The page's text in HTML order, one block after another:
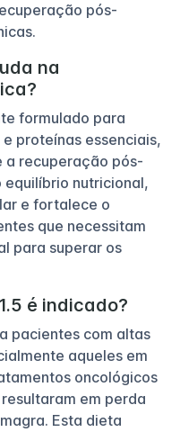
pós-
na
formulado para
proteínas essenciais,
a recuperação pós-
equilíbrio nutricional,
e fortalece o
que necessitam
para superar os
é indicado?
pacientes com altas
aqueles em
oncológicos
em perda
Esta dieta